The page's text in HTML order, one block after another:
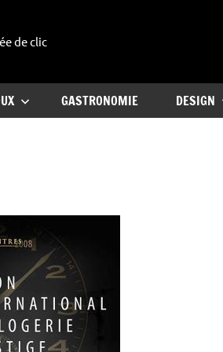
de clic
GASTRONOMIE DESIGN